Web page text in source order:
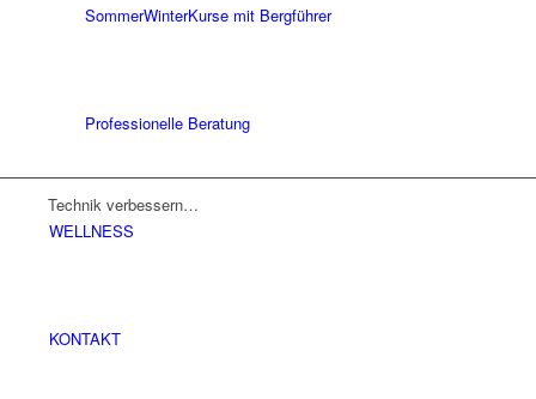
SommerWinterKurse mit Bergführer
Professionelle Beratung
WELLNESS
KONTAKT
Technik verbessern…